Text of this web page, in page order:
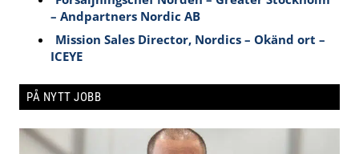
– Andpartners Nordic AB
Mission Sales Director, Nordics – Okänd ort –
ICEYE
PÅ NYTT JOBB